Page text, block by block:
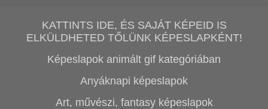
KATTINTS IDE, ÉS SAJÁT KÉPEID IS
ELKÜLDHETED TŐLÜNK KÉPESLAPKÉNT!
Képeslapok animált gif kategóriában
Anyáknapi képeslapok
Art, művészi, fantasy képeslapok